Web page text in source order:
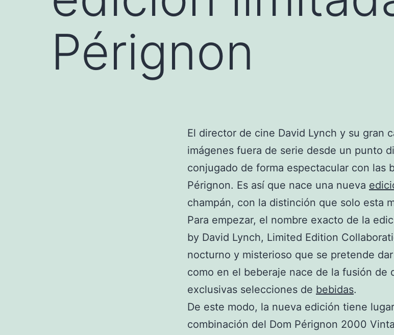
Pérignon
El director de cine David Lynch y su gran
imágenes fuera de serie desde un punto
conjugado de forma espectacular con las
Pérignon. Es así que nace una nueva
champán, con la distinción que solo esta
Para empezar, el nombre exacto de la
by David Lynch, Limited Edition
nocturno y misterioso que se pretende
como en el beberaje nace de la fusión de
exclusivas selecciones de bebidas.
De este modo, la nueva edición tiene
combinación del Dom Pérignon 2000